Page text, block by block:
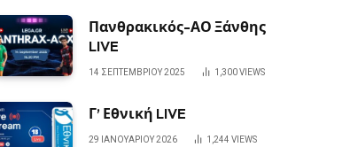
Πανθρακικός-ΑΟ Ξάνθης
LIVE
14 ΣΕΠΤΕΜΒΡΊΟΥ 2025 1,300VIEWS
Γ’ Εθνική LIVE
29 ΙΑΝΟΥΑΡΊΟΥ 2026 1,244 VIEWS